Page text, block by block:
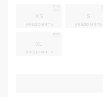
XS
уведомить
S
уведомить
XL
уведомить